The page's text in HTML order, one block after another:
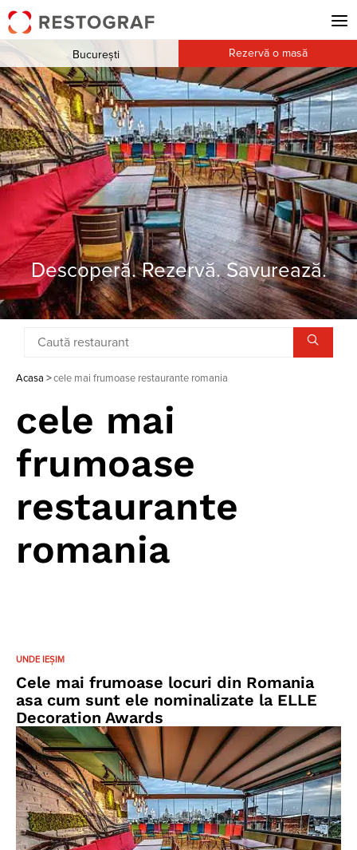
Descoperă. Rezervă. Savurează.
București Rezervă o masă
Acasa >cele mai frumoase restaurante romania
cele mai
frumoase
restaurante
romania
UNDE IEȘIM
Cele mai frumoase locuri din Romania
asa cum sunt ele nominalizate la ELLE
Decoration Awards